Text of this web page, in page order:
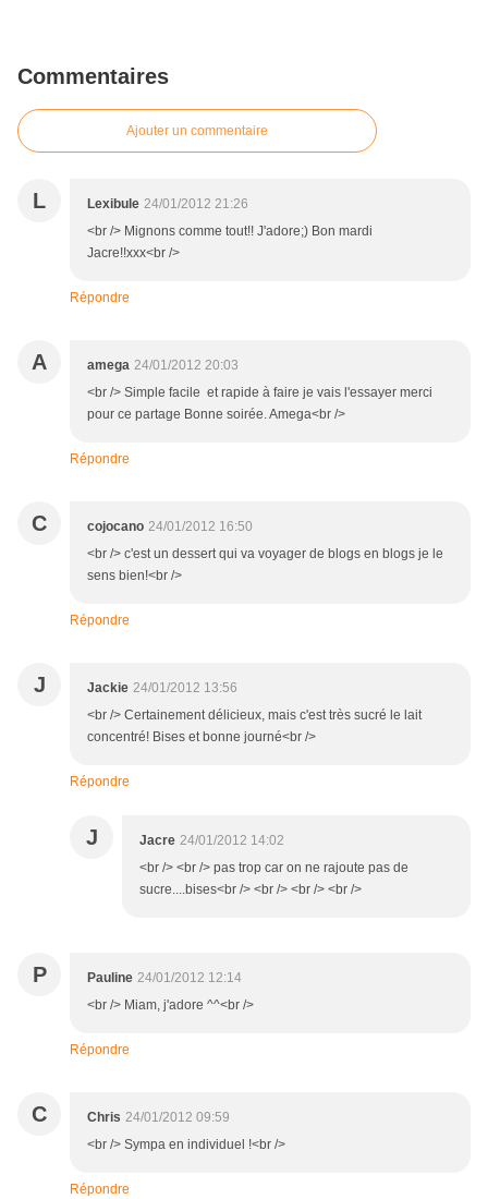
Commentaires
Ajouter un commentaire
L Lexibule 24/01/2012 21:26
<br /> Mignons comme tout!! J'adore;) Bon mardi
Jacre!!xxx<br />
Répondre
A amega 24/01/2012 20:03
<br /> Simple facile et rapide à faire je vais l'essayer merci
pour ce partage Bonne soirée. Amega<br />
Répondre
C cojocano 24/01/2012 16:50
<br /> c'est un dessert qui va voyager de blogs en blogs je le
sens bien!<br />
Répondre
J Jackie 24/01/2012 13:56
<br /> Certainement délicieux, mais c'est très sucré le lait
concentré! Bises et bonne journé<br />
Répondre
J Jacre 24/01/2012 14:02
<br /> <br /> pas trop car on ne rajoute pas de
sucre....bises<br /> <br /> <br /> <br />
P Pauline 24/01/2012 12:14
<br /> Miam, j'adore ^^<br />
Répondre
C Chris 24/01/2012 09:59
<br /> Sympa en individuel !<br />
Répondre